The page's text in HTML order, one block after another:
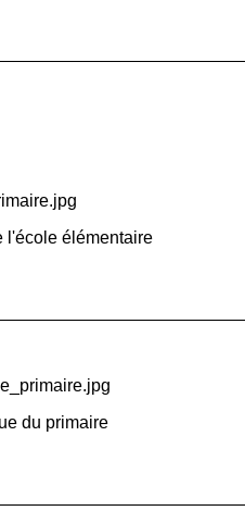
l'école élémentaire
du primaire